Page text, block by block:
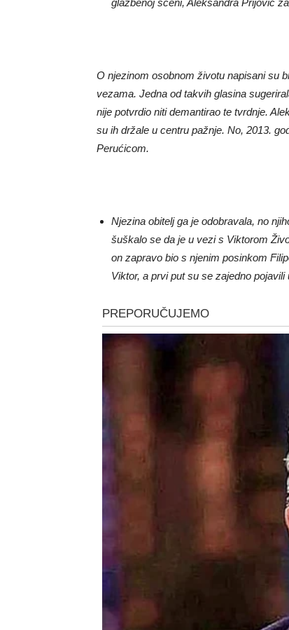
glazbenoj sceni, Aleksandra Prijović
O njezinom osobnom životu napisani su
vezama. Jedna od takvih glasina
nije potvrdio niti demantirao te tvrdnje.
su ih držale u centru pažnje. No, 2013.
Perućicom.
Njezina obitelj ga je odobravala, no
šuškalo se da je u vezi s Viktorom
on zapravo bio s njenim posinkom
Viktor, a prvi put su se zajedno